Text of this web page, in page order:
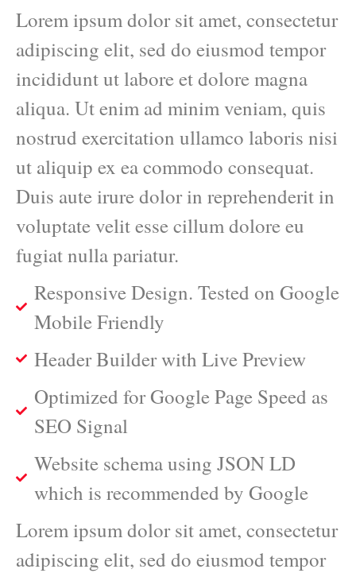
Lorem ipsum dolor sit amet, consectetur
adipiscing elit, sed do eiusmod tempor
incididunt ut labore et dolore magna
aliqua. Ut enim ad minim veniam, quis
nostrud exercitation ullamco laboris nisi
ut aliquip ex ea commodo consequat.
Duis aute irure dolor in reprehenderit in
voluptate velit esse cillum dolore eu
fugiat nulla pariatur.
Responsive Design. Tested on Google
Mobile Friendly
Header Builder with Live Preview
Optimized for Google Page Speed as
SEO Signal
Website schema using JSON LD
which is recommended by Google
Lorem ipsum dolor sit amet, consectetur
adipiscing elit, sed do eiusmod tempor